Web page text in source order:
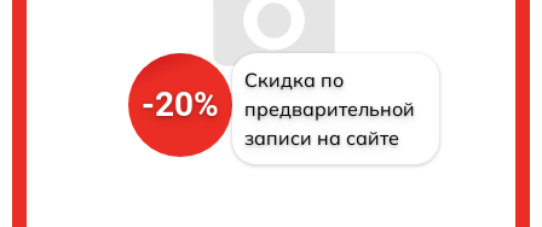
-20%
Скидка по
предварительной
записи на сайте